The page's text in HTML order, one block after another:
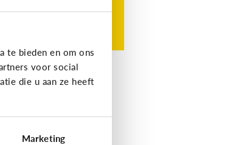
te bieden en om ons
voor social
die u aan ze heeft
Marketing